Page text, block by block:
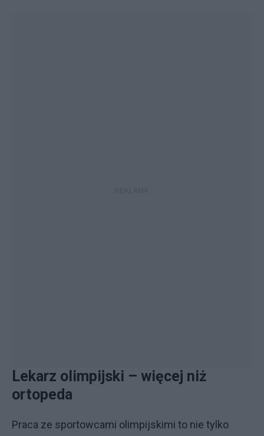
Lekarz olimpijski – więcej niż
ortopeda
Praca ze sportowcami olimpijskimi to nie tylko